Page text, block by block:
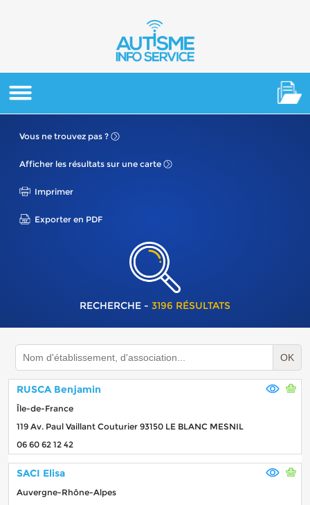
Vous ne trouvez pas ?
Afficher les résultats sur une carte
Imprimer
Exporter en PDF
RECHERCHE - 3196 RÉSULTATS
OK
RUSCA Benjamin
Île-de-France
119 Av. Paul Vaillant Couturier 93150 LE BLANC MESNIL
06 60 62 12 42
SACI Elisa
Auvergne-Rhône-Alpes